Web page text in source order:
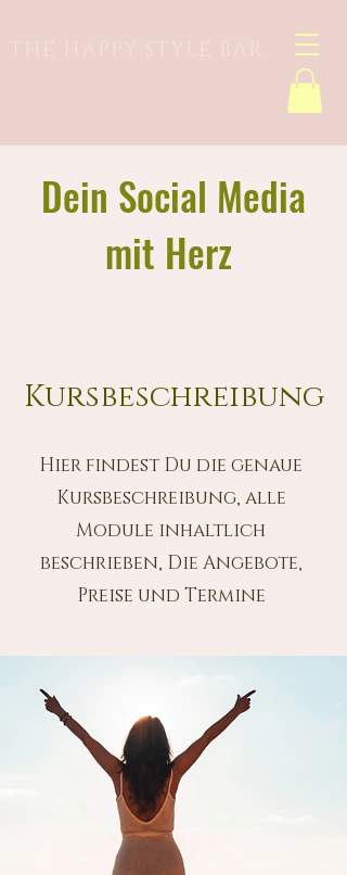
Dein Social Media
mit Herz
Kursbeschreibung
Hier findest Du die genaue
Kursbeschreibung, alle
Module inhaltlich
beschrieben, Die Angebote,
Preise und Termine